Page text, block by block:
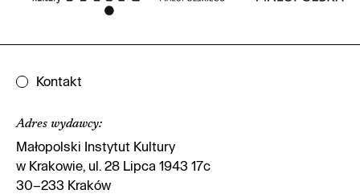
Kontakt
Adres wydawcy:
Małopolski Instytut Kultury
w Krakowie, ul. 28 Lipca 1943 17c
30–233 Kraków